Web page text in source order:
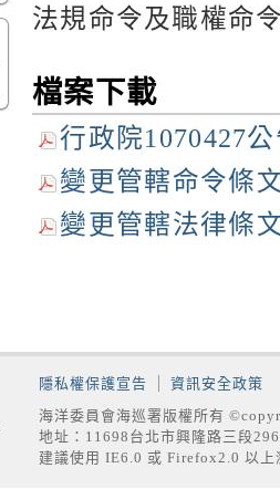
法規命令及職權命
檔案下載
行政院1070427
變更管轄命令條
變更管轄法律條
隱私權保護宣告
資訊安全政策
海洋委員會海巡署版權所有
地址：11698台北市興隆路三段
建議使用 IE6.0 或 Firefox2.0 以